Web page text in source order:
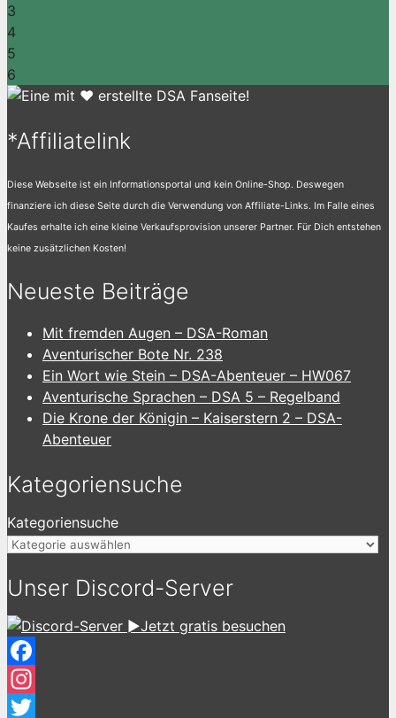
3
4
5
6
*Affiliatelink
Diese Webseite ist ein Informationsportal und kein Online-Shop. Deswegen
finanziere ich diese Seite durch die Verwendung von Affiliate-Links. Im Falle eines
Kaufes erhalte ich eine kleine Verkaufsprovision unserer Partner. Für Dich entstehen
keine zusätzlichen Kosten!
Neueste Beiträge
Mit fremden Augen – DSA-Roman
Aventurischer Bote Nr. 238
Ein Wort wie Stein – DSA-Abenteuer – HW067
Aventurische Sprachen – DSA 5 – Regelband
Die Krone der Königin – Kaiserstern 2 – DSA-
Abenteuer
Kategoriensuche
Kategoriensuche
Unser Discord-Server
►Jetzt gratis besuchen
Facebook
Instagram